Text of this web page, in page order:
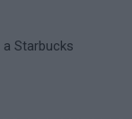
Starbucks